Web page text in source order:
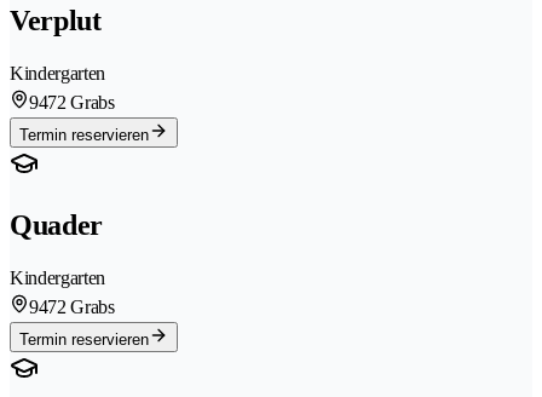
Verplut
Kindergarten
9472 Grabs
Termin reservieren
Quader
Kindergarten
9472 Grabs
Termin reservieren